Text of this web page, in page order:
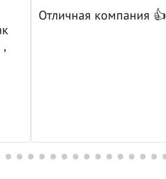
,
Отличная компания 👍